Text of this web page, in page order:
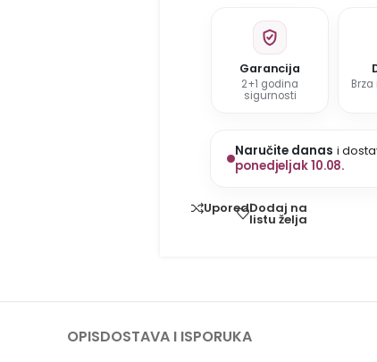
Garancija
2+1 godina
sigurnosti
Naručite danas i
ponedjeljak 10.08.
UporediDodaj na
listu želja
OPISDOSTAVA I ISPORUKA